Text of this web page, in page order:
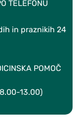
TELEFONU
in praznikih 24
POMOČ
13.00)